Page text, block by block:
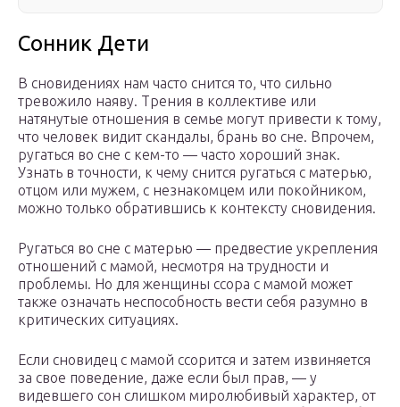
Сонник Дети
В сновидениях нам часто снится то, что сильно
тревожило наяву. Трения в коллективе или
натянутые отношения в семье могут привести к тому,
что человек видит скандалы, брань во сне. Впрочем,
ругаться во сне с кем-то — часто хороший знак.
Узнать в точности, к чему снится ругаться с матерью,
отцом или мужем, с незнакомцем или покойником,
можно только обратившись к контексту сновидения.
Ругаться во сне с матерью — предвестие укрепления
отношений с мамой, несмотря на трудности и
проблемы. Но для женщины ссора с мамой может
также означать неспособность вести себя разумно в
критических ситуациях.
Если сновидец с мамой ссорится и затем извиняется
за свое поведение, даже если был прав, — у
видевшего сон слишком миролюбивый характер, от